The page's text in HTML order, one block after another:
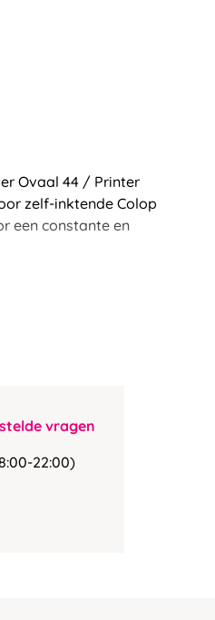
Ovaal 44 / Printer
zelf-inktende Colop
een constante en
vragen
22:00)